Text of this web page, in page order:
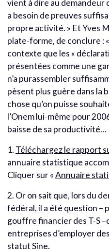
vient à dire au demandeur
a besoin de preuves
propre activité. » Et Yves
plate-forme, de conclure :
contexte que les «
présentées comme une
n’a purassembler
pèsent plus guère dans la
chose qu’on puisse
l’Onem lui-même pour
baisse de sa productivité…
1. Téléchargez le rapport
annuaire statistique
Cliquer sur «Annuaire
2. Or on sait que, lors du
fédéral, il a été question –
gouffre financier des T-S
entreprises d’employer
statut Sine.